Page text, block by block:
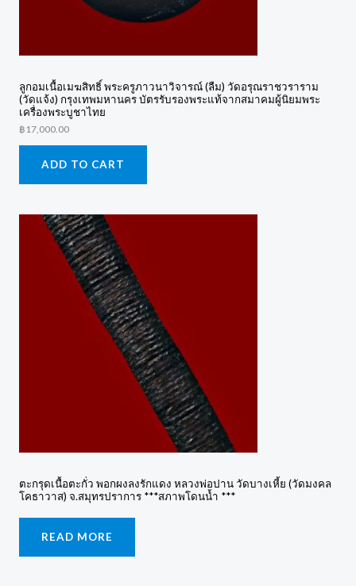
ลูกอมเนื้อเมฆสิทธิ์ พระครูภาวนาวิจารณ์ (ลืม) วัดอรุณราชวราราม
(วัดแจ้ง) กรุงเทพมหานคร บัตรรับรองพระแท้จากสมาคมผู้นิยมพระ
เครื่องพระบูชาไทย
฿ 17,000.00
ADD TO CART
ตะกรุดเนื้อตะกั่ว พอกผงลงรักแดง หลวงพ่อปาน วัดบางเหี้ย (วัดมงคล
โคธาวาส) จ.สมุทรปราการ ***สภาพโดนน้ำ ***
READ MORE